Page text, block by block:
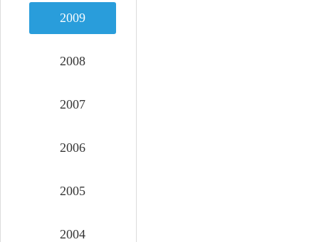
2009
2008
2007
2006
2005
2004